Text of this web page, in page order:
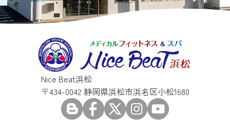
Nice Beat浜松
〒434-0042 静岡県浜松市浜名区小松1680